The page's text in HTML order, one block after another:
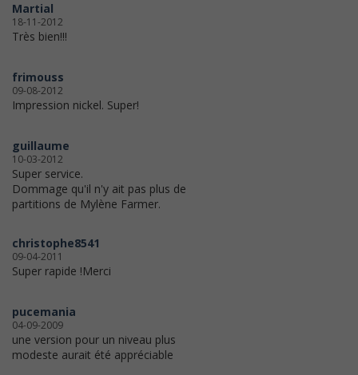
Martial
18-11-2012
Très bien!!!
frimouss
09-08-2012
Impression nickel. Super!
guillaume
10-03-2012
Super service.
Dommage qu'il n'y ait pas plus de
partitions de Mylène Farmer.
christophe8541
09-04-2011
Super rapide !Merci
pucemania
04-09-2009
une version pour un niveau plus
modeste aurait été appréciable